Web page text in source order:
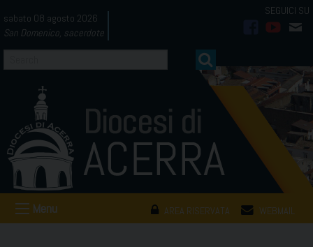
to
content
sabato 08 agosto 2026
San Domenico, sacerdote
AREA RISERVATA WEBMAIL
Menu